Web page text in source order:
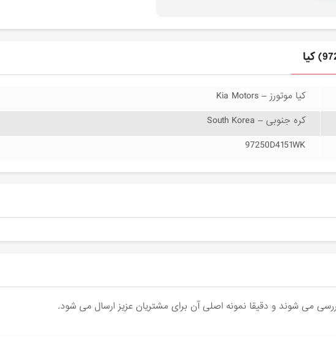
کیا موتورز – Kia Motors
کره جنوبی – South Korea
97250D4151WK